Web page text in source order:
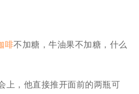
啡不加糖，牛油果不加糖，什么
上，他直接推开面前的两瓶可